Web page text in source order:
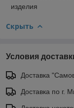
изделия
Скрыть
Условия
Доставка
Доставка по г.